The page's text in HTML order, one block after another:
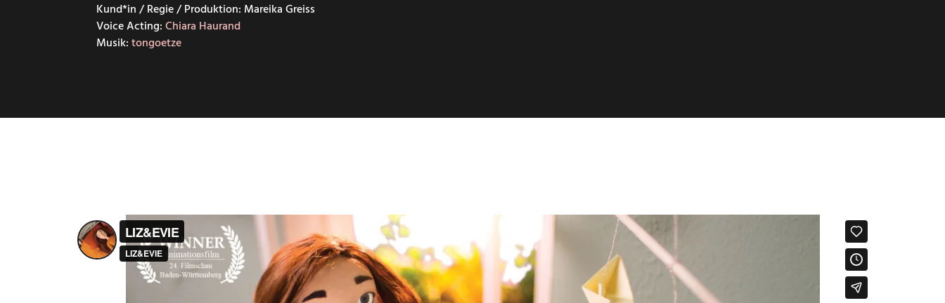
Kund*in / Regie / Produktion: Mareika Greiss
Voice Acting:Chiara Haurand
Musik:tongoetze